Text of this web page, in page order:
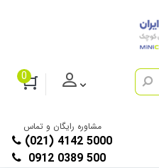
0
مشاوره رایگان و تماس
(021) 4142 5000
0912 0389 500